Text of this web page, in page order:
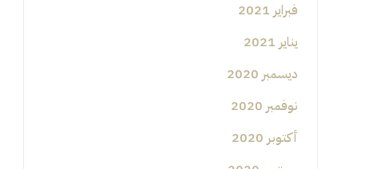
فبراير 2021
يناير 2021
ديسمبر 2020
نوفمبر 2020
أكتوبر 2020